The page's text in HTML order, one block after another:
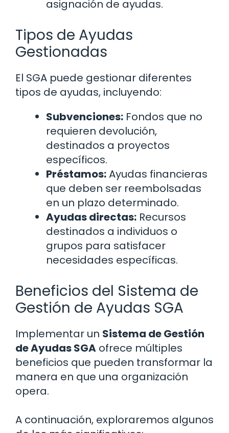
asignación de ayudas.
Tipos de Ayudas
Gestionadas
El SGA puede gestionar diferentes
tipos de ayudas, incluyendo:
Subvenciones: Fondos que no
requieren devolución,
destinados a proyectos
específicos.
Préstamos:Ayudas financieras
que deben ser reembolsadas
en un plazo determinado.
Ayudas directas: Recursos
destinados a individuos o
grupos para satisfacer
necesidades específicas.
Beneficios del Sistema de
Gestión de Ayudas SGA
Implementar un Sistema de Gestión
de Ayudas SGA ofrece múltiples
beneficios que pueden transformar la
manera en que una organización
opera.
A continuación, exploraremos algunos